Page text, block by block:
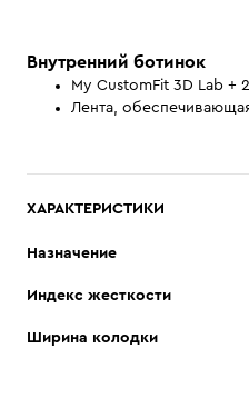
Внутренний ботинок
My CustomFit 3D Lab +
Лента,
ХАРАКТЕРИСТИКИ
Назначение
Индекс жесткости
Ширина колодки